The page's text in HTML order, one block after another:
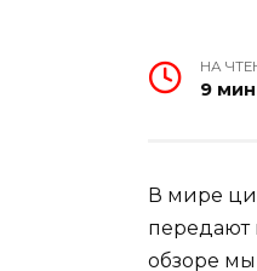
НА
9 мин
В мире
передают
обзоре